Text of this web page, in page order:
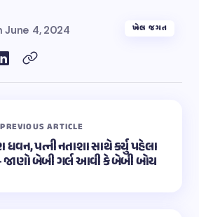
June 4, 2024 ખેલ જગત
PREVIOUS ARTICLE
પત્ની નતાશા સાથે કર્યુ પહેલા
બેબી ગર્લ આવી કે બેબી બોય